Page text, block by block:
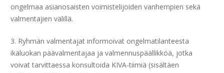
ongelmaa asianosaisten voimistelijoiden vanhempien sekä
valmentajien välillä.
3. Ryhmän valmentajat informoivat ongelmatilanteesta
ikäluokan päävalmentajaa ja valmennuspäällikköä, jotka
voivat tarvittaessa konsultoida KIVA-tiimiä (sisältäen